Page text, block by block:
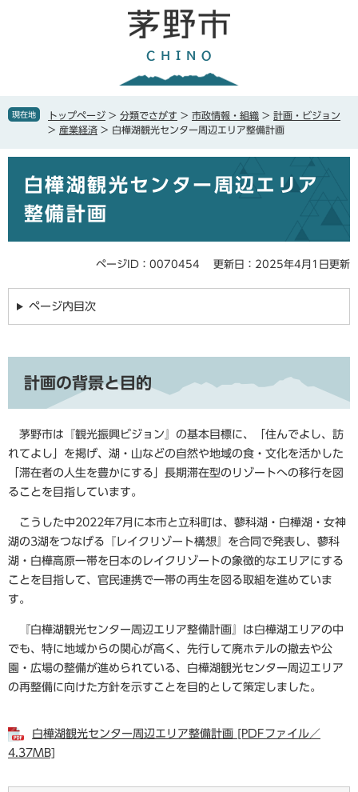
で
ば
本
現在地 トップページ > 分類でさがす > 市政情報・組織 > 計画・ビジョン
> 産業経済 > 白樺湖観光センター周辺エリア整備計画
白樺湖観光センター周辺エリア
整備計画
ページID：0070454 更新日：2025年4月1日更新
ページ内目次
計画の背景と目的
茅野市は『観光振興ビジョン』の基本目標に、「住んでよし、訪
れてよし」を掲げ、湖・山などの自然や地域の食・文化を活かした
「滞在者の人生を豊かにする」長期滞在型のリゾートへの移行を図
ることを目指しています。
こうした中2022年7月に本市と立科町は、蓼科湖・白樺湖・女神
湖の3湖をつなげる『レイクリゾート構想』を合同で発表し、蓼科
湖・白樺高原一帯を日本のレイクリゾートの象徴的なエリアにする
ことを目指して、官民連携で一帯の再生を図る取組を進めていま
す。
『白樺湖観光センター周辺エリア整備計画』は白樺湖エリアの中
でも、特に地域からの関心が高く、先行して廃ホテルの撤去や公
園・広場の整備が進められている、白樺湖観光センター周辺エリア
の再整備に向けた方針を示すことを目的として策定しました。
白樺湖観光センター周辺エリア整備計画 [PDFファイル／
4.37MB]